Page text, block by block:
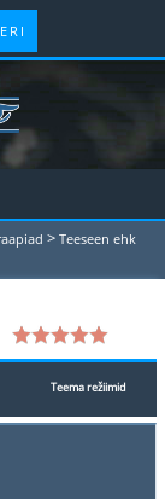
> Teeseen ehk
Teema režiimid